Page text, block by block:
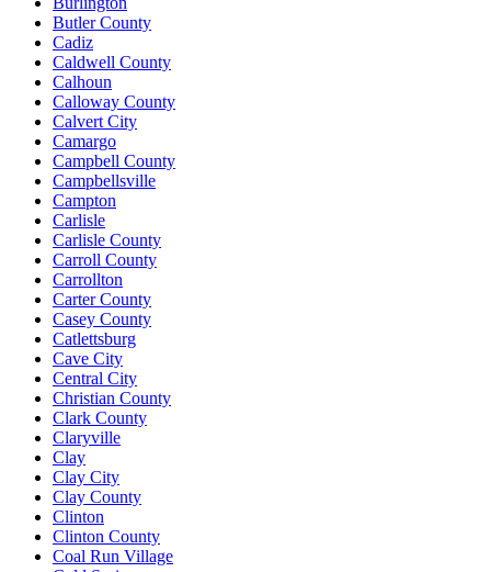
Butler County
Cadiz
Caldwell County
Calhoun
Calloway County
Calvert City
Camargo
Campbell County
Campbellsville
Campton
Carlisle
Carlisle County
Carroll County
Carrollton
Carter County
Casey County
Catlettsburg
Cave City
Central City
Christian County
Clark County
Claryville
Clay
Clay City
Clay County
Clinton
Clinton County
Coal Run Village